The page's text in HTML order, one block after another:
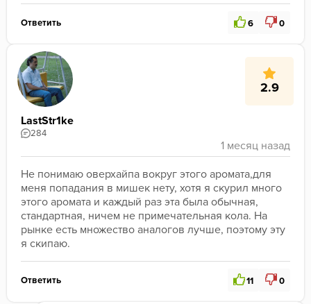
Ответить 6 0
2.9
LastStr1ke
284
Не понимаю оверхайпа вокруг этого аромата,для
меня попадания в мишек нету, хотя я скурил много
этого аромата и каждый раз эта была обычная,
стандартная, ничем не примечательная кола. На
рынке есть множество аналогов лучше, поэтому эту
я скипаю.
Ответить 11 0